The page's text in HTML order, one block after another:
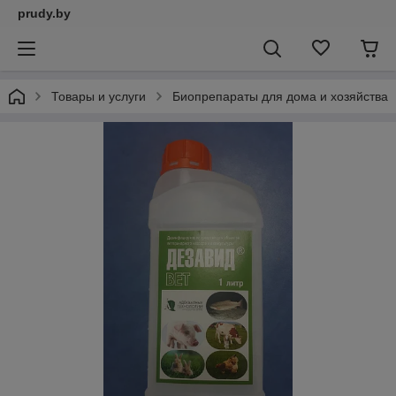
prudy.by
Товары и услуги Биопрепараты для дома и хозяйства